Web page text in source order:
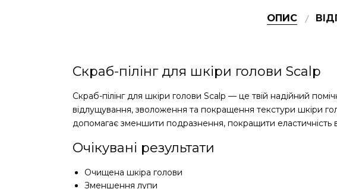
ОПИС
Скраб-пілінг для шкіри голови Scalp
Скраб-пілінг для шкіри голови Scalp — це твій надійний
відлущування, зволоження та покращення текстури шкіри
допомагає зменшити подразнення, покращити еластичність
Очікувані результати
Очищена шкіра голови
Зменшення лупи